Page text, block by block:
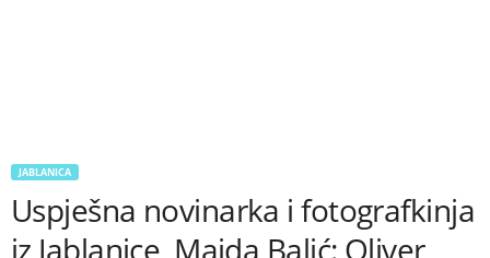
JABLANICA
Uspješna novinarka i fotografkinja
iz Jablanice, Majda Balić: Oliver